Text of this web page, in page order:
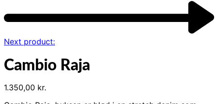
Next product:
Cambio Raja
1.350,00 kr.